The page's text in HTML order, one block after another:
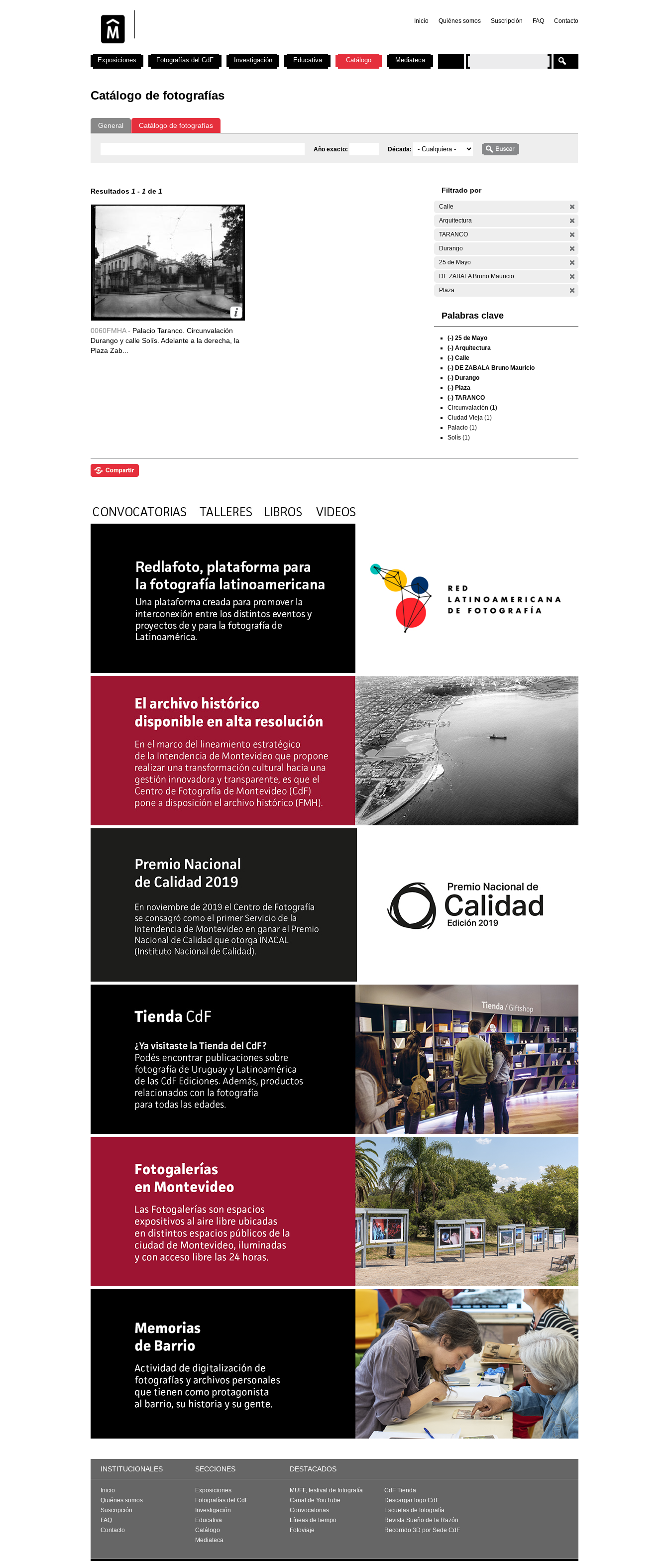
Inicio Quiénes somos Suscripción FAQ Contacto
Catálogo de fotografías
General Catálogo de fotografías
Año exacto: Década:
Resultados 1 - 1 de 1
0060FMHA - Palacio Taranco. Circunvalación
Durango y calle Solís. Adelante a la derecha, la
Plaza Zab...
Filtrado por
Calle
Arquitectura
TARANCO
Durango
25 de Mayo
DE ZABALA Bruno Mauricio
Plaza
Palabras clave
(-) 25 de Mayo
(-) Arquitectura
(-) Calle
(-) DE ZABALA Bruno Mauricio
(-) Durango
(-) Plaza
(-) TARANCO
Circunvalación (1)
Ciudad Vieja (1)
Palacio (1)
Solís (1)
Exposiciones Fotografías del CdF Investigación Educativa Catálogo Mediateca
INSTITUCIONALES SECCIONES DESTACADOS
Inicio
Quiénes somos
Suscripción
FAQ
Contacto
Exposiciones
Fotografías del CdF
Investigación
Educativa
Catálogo
Mediateca
MUFF, festival de fotografía
Canal de YouTube
Convocatorias
Líneas de tiempo
Fotoviaje
CdF Tienda
Descargar logo CdF
Escuelas de fotografía
Revista Sueño de la Razón
Recorrido 3D por Sede CdF